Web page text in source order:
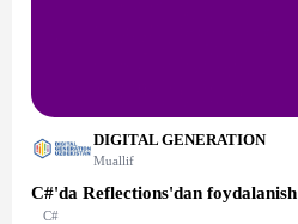
DIGITAL GENERATION
Muallif
C#'da Reflections'dan foydalanish
C#